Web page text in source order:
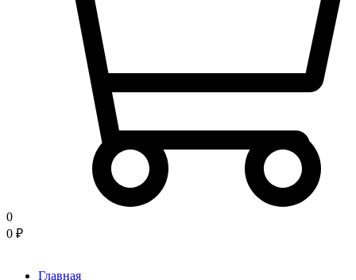
0
0 ₽
Главная